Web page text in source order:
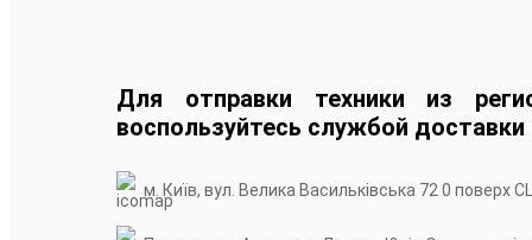
Для отправки техники из
воспользуйтесь службой доставки
м. Київ, вул. Велика Васильківська 72 0 поверх